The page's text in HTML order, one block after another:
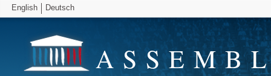
English Deutsch